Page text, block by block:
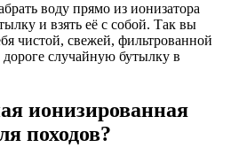
воду прямо из ионизатора
и взять её с собой. Так вы
чистой, свежей, фильтрованной
случайную бутылку в
ионизированная
походов?